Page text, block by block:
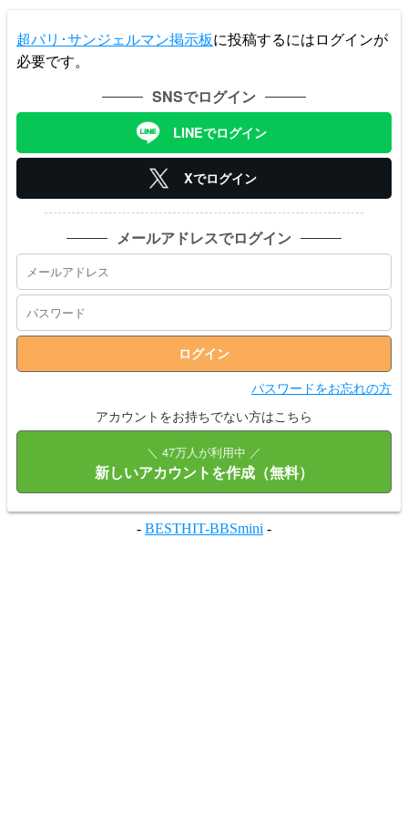
超パリ･サンジェルマン掲示板に投稿するにはログインが
必要です。
SNSでログイン
LINEでログイン
Xでログイン
メールアドレスでログイン
パスワードをお忘れの方
アカウントをお持ちでない方はこちら
＼ 47万人が利用中 ／
新しいアカウントを作成（無料）
- BESTHIT-BBSmini -